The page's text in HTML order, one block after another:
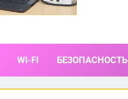
WI-FI БЕЗОПАСНОСТЬ